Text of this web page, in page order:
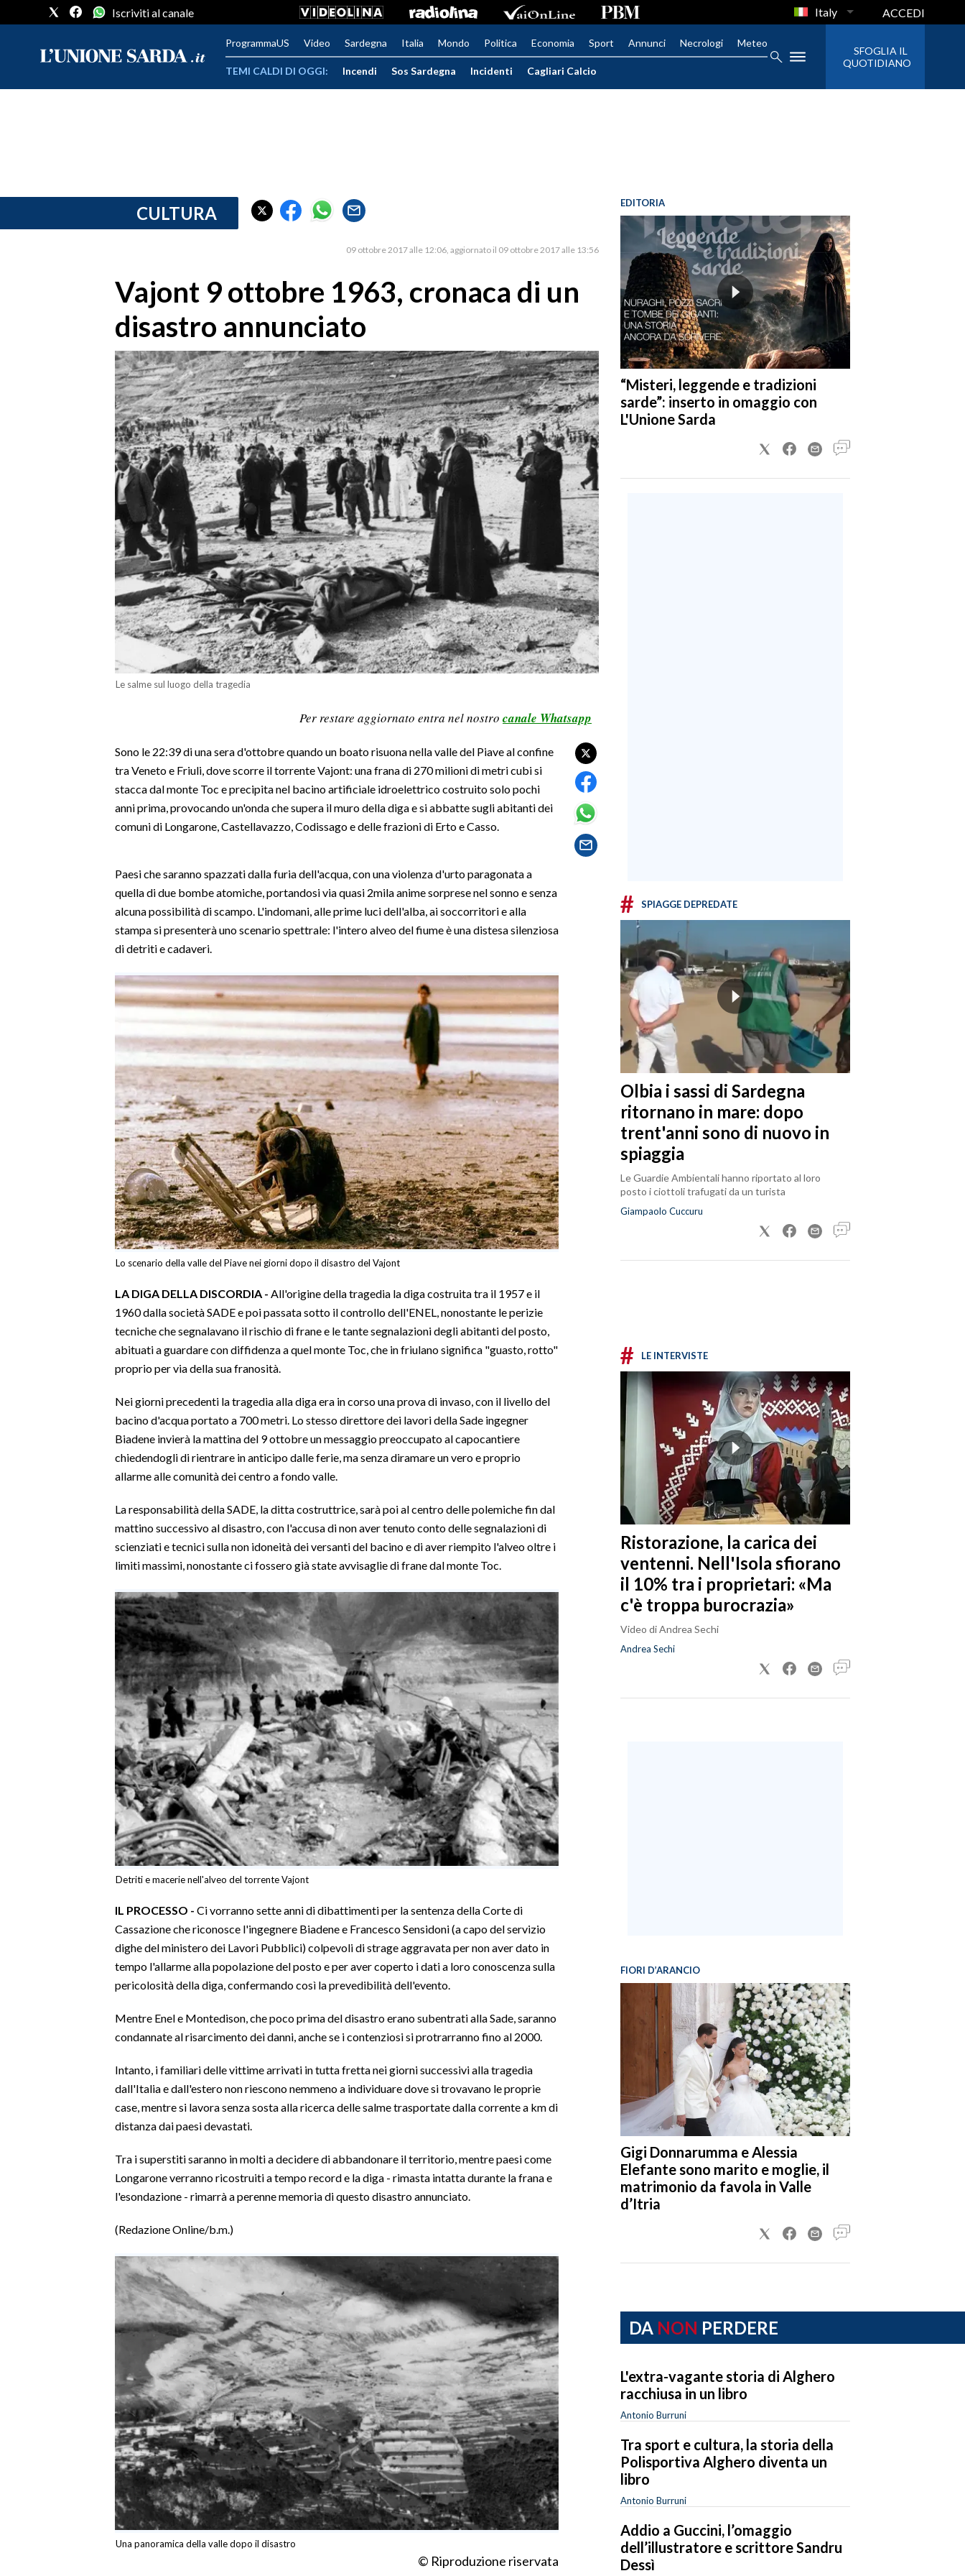
PROVINCIA DI CAGLIARI
ORISTANO E PROVINCIA
SERVIZI ALLE IMPRESE
RISULTATI E CLASSIFICHE
Iscriviti al canale Italy ACCEDI
ProgrammaUS Video Sardegna Italia Mondo Politica Economia Sport Annunci Necrologi Meteo
TEMI CALDI DI OGGI: Incendi Sos Sardegna Incidenti Cagliari Calcio
SFOGLIA IL
QUOTIDIANO
CULTURA
09 ottobre 2017 alle 12:06 aggiornato il 09 ottobre 2017 alle 13:56
Vajont 9 ottobre 1963, cronaca di un
disastro annunciato
Le salme sul luogo della tragedia
Per restare aggiornato entra nel nostro canale Whatsapp
Sono le 22:39 di una sera d'ottobre quando un boato risuona nella valle del Piave al confine
tra Veneto e Friuli, dove scorre il torrente Vajont: una frana di 270 milioni di metri cubi si
stacca dal monte Toc e precipita nel bacino artificiale idroelettrico costruito solo pochi
anni prima, provocando un'onda che supera il muro della diga e si abbatte sugli abitanti dei
comuni di Longarone, Castellavazzo, Codissago e delle frazioni di Erto e Casso.
Paesi che saranno spazzati dalla furia dell'acqua, con una violenza d'urto paragonata a
quella di due bombe atomiche, portandosi via quasi 2mila anime sorprese nel sonno e senza
alcuna possibilità di scampo. L'indomani, alle prime luci dell'alba, ai soccorritori e alla
stampa si presenterà uno scenario spettrale: l'intero alveo del fiume è una distesa silenziosa
di detriti e cadaveri.
Lo scenario della valle del Piave nei giorni dopo il disastro del Vajont
LA DIGA DELLA DISCORDIA - All'origine della tragedia la diga costruita tra il 1957 e il
1960 dalla società SADE e poi passata sotto il controllo dell'ENEL, nonostante le perizie
tecniche che segnalavano il rischio di frane e le tante segnalazioni degli abitanti del posto,
abituati a guardare con diffidenza a quel monte Toc, che in friulano significa "guasto, rotto"
proprio per via della sua franosità.
Nei giorni precedenti la tragedia alla diga era in corso una prova di invaso, con il livello del
bacino d'acqua portato a 700 metri. Lo stesso direttore dei lavori della Sade ingegner
Biadene invierà la mattina del 9 ottobre un messaggio preoccupato al capocantiere
chiedendogli di rientrare in anticipo dalle ferie, ma senza diramare un vero e proprio
allarme alle comunità dei centro a fondo valle.
La responsabilità della SADE, la ditta costruttrice, sarà poi al centro delle polemiche fin dal
mattino successivo al disastro, con l'accusa di non aver tenuto conto delle segnalazioni di
scienziati e tecnici sulla non idoneità dei versanti del bacino e di aver riempito l'alveo oltre i
limiti massimi, nonostante ci fossero già state avvisaglie di frane dal monte Toc.
Detriti e macerie nell'alveo del torrente Vajont
IL PROCESSO - Ci vorranno sette anni di dibattimenti per la sentenza della Corte di
Cassazione che riconosce l'ingegnere Biadene e Francesco Sensidoni (a capo del servizio
dighe del ministero dei Lavori Pubblici) colpevoli di strage aggravata per non aver dato in
tempo l'allarme alla popolazione del posto e per aver coperto i dati a loro conoscenza sulla
pericolosità della diga, confermando così la prevedibilità dell'evento.
Mentre Enel e Montedison, che poco prima del disastro erano subentrati alla Sade, saranno
condannate al risarcimento dei danni, anche se i contenziosi si protrarranno fino al 2000.
Intanto, i familiari delle vittime arrivati in tutta fretta nei giorni successivi alla tragedia
dall'Italia e dall'estero non riescono nemmeno a individuare dove si trovavano le proprie
case, mentre si lavora senza sosta alla ricerca delle salme trasportate dalla corrente a km di
distanza dai paesi devastati.
Tra i superstiti saranno in molti a decidere di abbandonare il territorio, mentre paesi come
Longarone verranno ricostruiti a tempo record e la diga - rimasta intatta durante la frana e
l'esondazione - rimarrà a perenne memoria di questo disastro annunciato.
(Redazione Online/b.m.)
Una panoramica della valle dopo il disastro
© Riproduzione riservata
EDITORIA
“Misteri, leggende e tradizioni
sarde”: inserto in omaggio con
L'Unione Sarda
# SPIAGGE DEPREDATE
Olbia i sassi di Sardegna
ritornano in mare: dopo
trent'anni sono di nuovo in
spiaggia
Le Guardie Ambientali hanno riportato al loro
posto i ciottoli trafugati da un turista
Giampaolo Cuccuru
# LE INTERVISTE
Ristorazione, la carica dei
ventenni. Nell'Isola sfiorano
il 10% tra i proprietari: «Ma
c'è troppa burocrazia»
Video di Andrea Sechi
Andrea Sechi
FIORI D’ARANCIO
Gigi Donnarumma e Alessia
Elefante sono marito e moglie, il
matrimonio da favola in Valle
d’Itria
DA NON PERDERE
L'extra-vagante storia di Alghero
racchiusa in un libro
Antonio Burruni
Tra sport e cultura, la storia della
Polisportiva Alghero diventa un
libro
Antonio Burruni
Addio a Guccini, l’omaggio
dell’illustratore e scrittore Sandru
Dessì